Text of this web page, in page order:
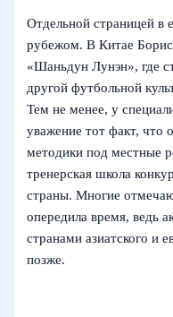
Отдельной страницей в
рубежом. В Китае Борис
«Шаньдун Лунэн», где
другой футбольной
Тем не менее, у
уважение тот факт, что
методики под местные
тренерская школа
страны. Многие
опередила время, ведь
странами азиатского и
позже.